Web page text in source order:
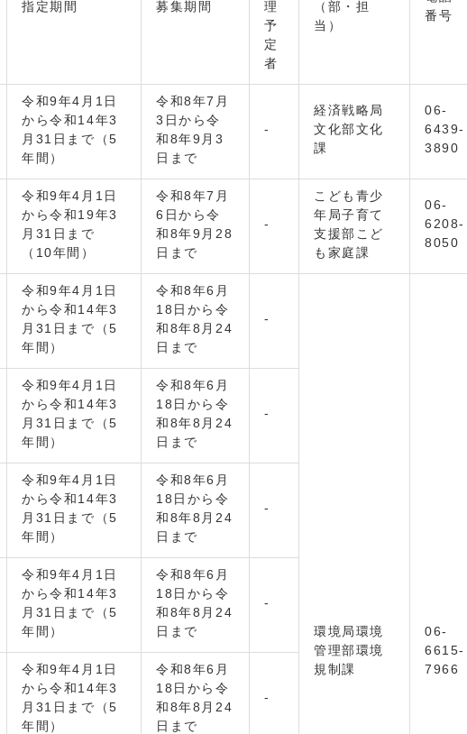
指定期間 募集期間
理
予
定
者
（部・担
当）
番号
令和9年4月1日
から令和14年3
月31日まで（5
年間）
令和8年7月
3日から令
和8年9月3
日まで
-
経済戦略局
文化部文化
課
06-
6439-
3890
令和9年4月1日
から令和19年3
月31日まで
（10年間）
令和8年7月
6日から令
和8年9月28
日まで
-
こども青少
年局子育て
支援部こど
も家庭課
06-
6208-
8050
令和9年4月1日
から令和14年3
月31日まで（5
年間）
令和8年6月
18日から令
和8年8月24
日まで
-
環境局環境
管理部環境
規制課
06-
6615-
7966
令和9年4月1日
から令和14年3
月31日まで（5
年間）
令和8年6月
18日から令
和8年8月24
日まで
-
令和9年4月1日
から令和14年3
月31日まで（5
年間）
令和8年6月
18日から令
和8年8月24
日まで
-
令和9年4月1日
から令和14年3
月31日まで（5
年間）
令和8年6月
18日から令
和8年8月24
日まで
-
令和9年4月1日
から令和14年3
月31日まで（5
年間）
令和8年6月
18日から令
和8年8月24
日まで
-